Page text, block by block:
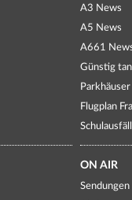
A3 News
A5 News
A661
Günstig
Parkhäuser
Flugplan
ON AIR
Sendungen